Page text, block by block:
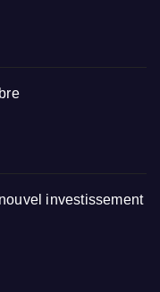
investissement